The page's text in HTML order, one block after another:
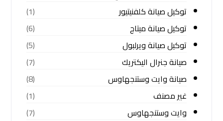
توكيل صيانة كلفنيتيور
(1)
توكيل صيانة ميتاج
(6)
توكيل صيانة ويرلبول
(5)
صيانة جنرال اليكتريك
(7)
صيانة وايت وستنجهاوس
(8)
غير مصنف
(1)
وايت وستنجهاوس
(7)